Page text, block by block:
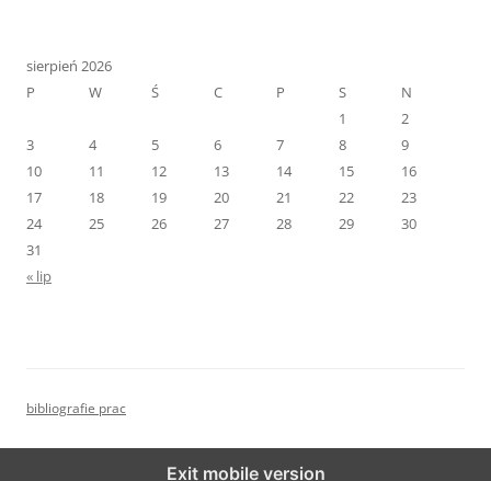
sierpień 2026
P
W Ś C P S
N
1
2
3
4 5 6 7 8
9
10
11 12 13 14 15
16
17
18 19 20 21 22
23
24
25 26 27 28 29
30
31
« lip
bibliografie prac
Exit mobile version